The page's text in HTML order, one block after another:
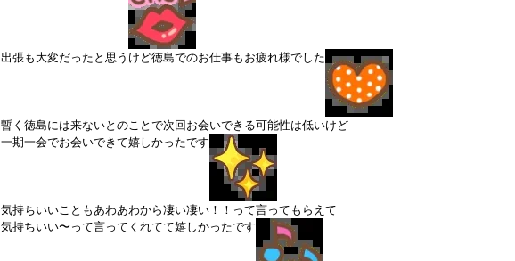
出張も大変だったと思うけど徳島でのお仕事もお疲れ様でした
暫く徳島には来ないとのことで次回お会いできる可能性は低いけど
一期一会でお会いできて嬉しかったです
気持ちいいこともあわあわから凄い凄い！！って言ってもらえて
気持ちいい〜って言ってくれてて嬉しかったです